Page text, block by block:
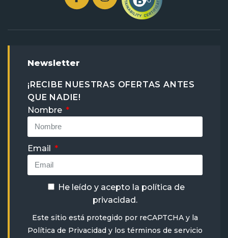
Newsletter
¡RECIBE NUESTRAS OFERTAS ANTES
QUE NADIE!
Nombre
Email
He leído y acepto la política de
privacidad.
Este sitio está protegido por reCAPTCHA y la
Política de Privacidad y los términos de servicio